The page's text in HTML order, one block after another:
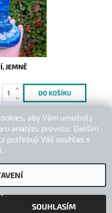
JEMNĚ
k této položce.
práva vyhrazena
aby Vám umožnily
analýzu provozu. Dalším
potřebuji Váš souhlas s
SOUHLASÍM